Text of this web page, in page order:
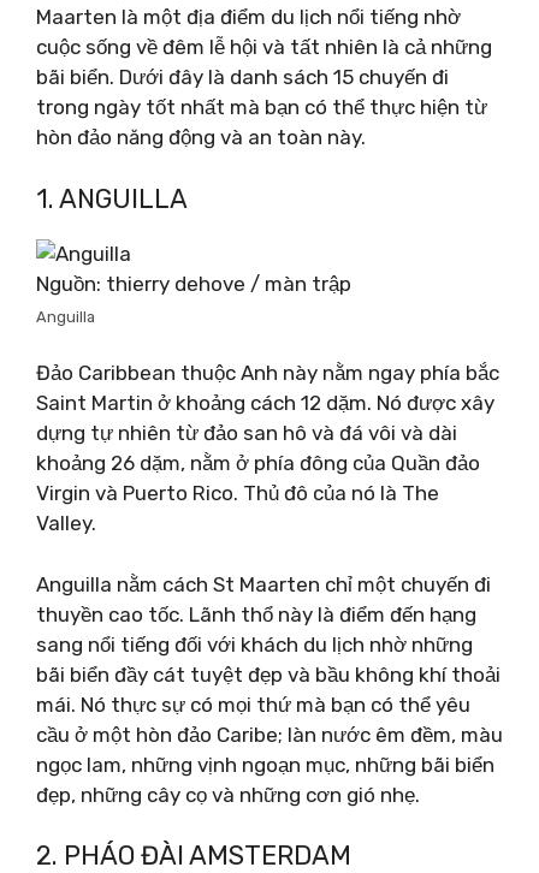
Maarten là một địa điểm du lịch nổi tiếng nhờ
cuộc sống về đêm lễ hội và tất nhiên là cả những
bãi biển. Dưới đây là danh sách 15 chuyến đi
trong ngày tốt nhất mà bạn có thể thực hiện từ
hòn đảo năng động và an toàn này.
1. ANGUILLA
Nguồn: thierry dehove / màn trập
Anguilla
Đảo Caribbean thuộc Anh này nằm ngay phía bắc
Saint Martin ở khoảng cách 12 dặm. Nó được xây
dựng tự nhiên từ đảo san hô và đá vôi và dài
khoảng 26 dặm, nằm ở phía đông của Quần đảo
Virgin và Puerto Rico. Thủ đô của nó là The
Valley.
Anguilla nằm cách St Maarten chỉ một chuyến đi
thuyền cao tốc. Lãnh thổ này là điểm đến hạng
sang nổi tiếng đối với khách du lịch nhờ những
bãi biển đầy cát tuyệt đẹp và bầu không khí thoải
mái. Nó thực sự có mọi thứ mà bạn có thể yêu
cầu ở một hòn đảo Caribe; làn nước êm đềm, màu
ngọc lam, những vịnh ngoạn mục, những bãi biển
đẹp, những cây cọ và những cơn gió nhẹ.
2. PHÁO ĐÀI AMSTERDAM